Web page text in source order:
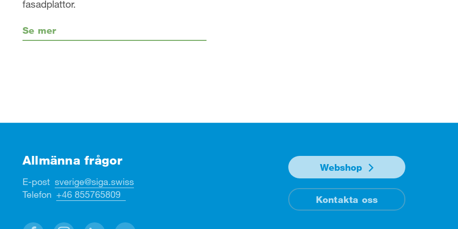
fasadplattor.
Se mer
Allmänna frågor
E-post sverige@siga.swiss
Telefon +46 855765809
Webshop
Kontakta oss